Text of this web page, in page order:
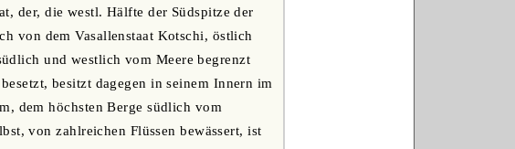
der, die westl. Hälfte der Südspitze der
von dem Vasallenstaat Kotschi, östlich
und westlich vom Meere begrenzt
besitzt dagegen in seinem Innern im
dem höchsten Berge südlich vom
von zahlreichen Flüssen bewässert, ist